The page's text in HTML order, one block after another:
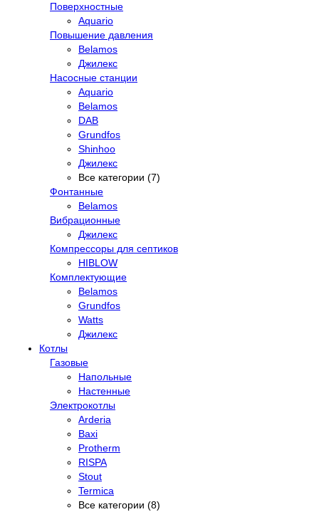
Поверхностные
Aquario
Повышение давления
Belamos
Джилекс
Насосные станции
Aquario
Belamos
DAB
Grundfos
Shinhoo
Джилекс
Все категории (7)
Фонтанные
Belamos
Вибрационные
Джилекс
Компрессоры для септиков
HIBLOW
Комплектующие
Belamos
Grundfos
Watts
Джилекс
Котлы
Газовые
Напольные
Настенные
Электрокотлы
Arderia
Baxi
Protherm
RISPA
Stout
Termica
Все категории (8)